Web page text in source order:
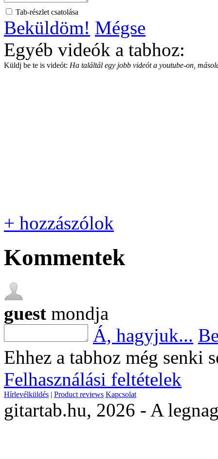
Tab-részlet csatolása
Beküldöm! Mégse
Egyéb videók a tabhoz:
Küldj be te is videót: Ha találtál egy jobb videót a youtube-on,
+ hozzászólok
Kommentek
guest mondja
Á, hagyjuk...
Ehhez a tabhoz még senki
Felhasználási feltételek
Hírlevélküldés | Product reviews Kapcsolat
gitartab.hu, 2026 - A